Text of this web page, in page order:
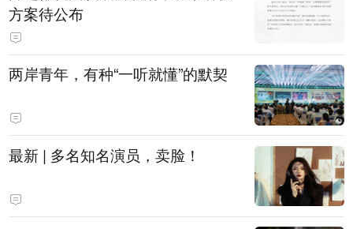
方案待公布
两岸青年，有种“一听就懂”的默契
最新 | 多名知名演员，卖脸！